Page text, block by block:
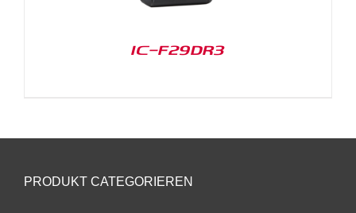
IC-F29DR3
PRODUKT CATEGORIEREN